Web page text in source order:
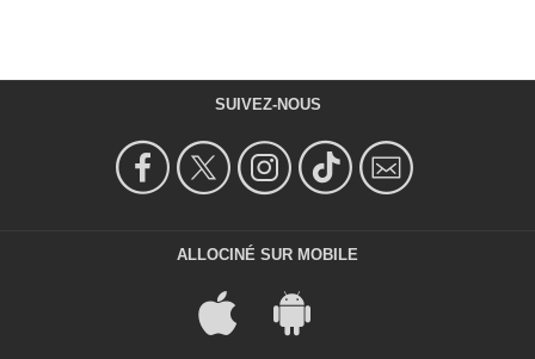
SUIVEZ-NOUS
ALLOCINÉ SUR MOBILE